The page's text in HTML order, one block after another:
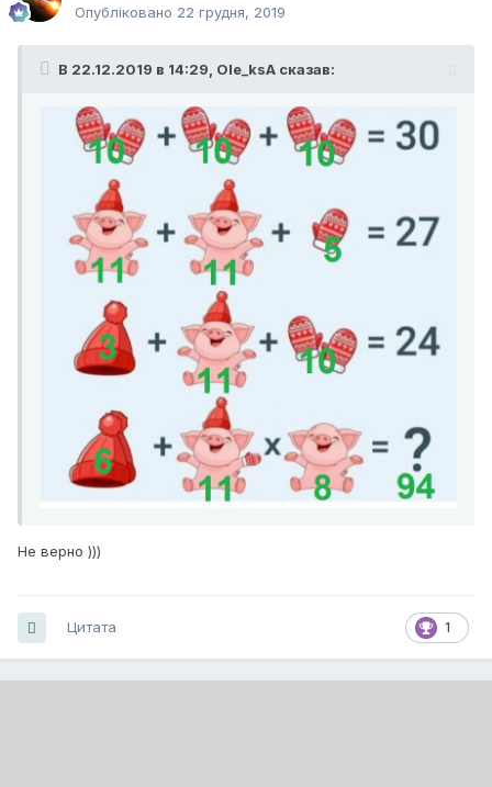
Опубліковано 22 грудня, 2019
В 22.12.2019 в 14:29, Ole_ksA сказав:
Не верно )))
1
Цитата